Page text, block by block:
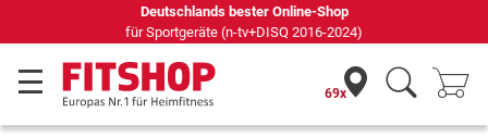
tv+DISQ 2016-2024)
69 Fachmärkte vor Ort
69x